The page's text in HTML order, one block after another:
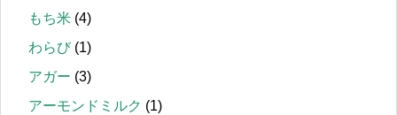
もち米 (4)
わらび(1)
アガー (3)
アーモンドミルク (1)